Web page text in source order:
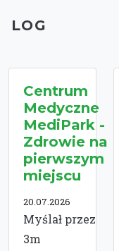
LOG
Centrum
Medyczne
MediPark -
Zdrowie na
pierwszym
miejscu
20.07.2026
Myślał przez
3m